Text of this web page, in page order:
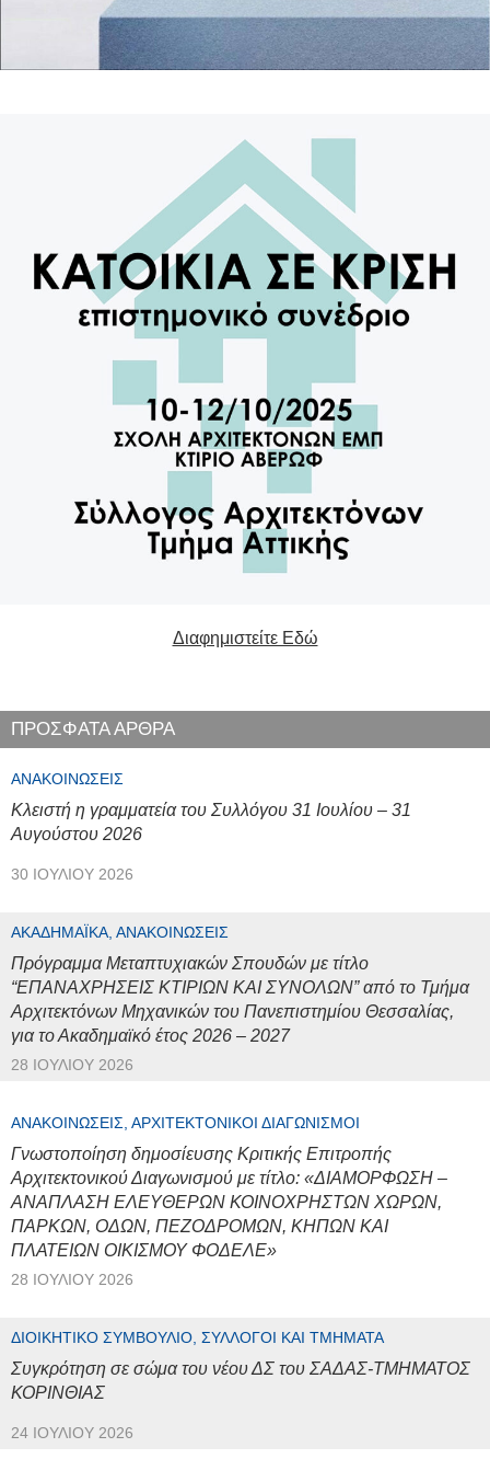
Διαφημιστείτε Εδώ
ΠΡΟΣΦΑΤΑ ΑΡΘΡΑ
ΑΝΑΚΟΙΝΏΣΕΙΣ
Κλειστή η γραμματεία του Συλλόγου 31 Ιουλίου – 31
Αυγούστου 2026
30 ΙΟΥΛΊΟΥ 2026
ΑΚΑΔΗΜΑΪΚΆ, ΑΝΑΚΟΙΝΏΣΕΙΣ
Πρόγραμμα Μεταπτυχιακών Σπουδών με τίτλο
“ΕΠΑΝΑΧΡΗΣΕΙΣ ΚΤΙΡΙΩΝ ΚΑΙ ΣΥΝΟΛΩΝ” από το Τμήμα
Αρχιτεκτόνων Μηχανικών του Πανεπιστημίου Θεσσαλίας,
για το Ακαδημαϊκό έτος 2026 – 2027
28 ΙΟΥΛΊΟΥ 2026
ΑΝΑΚΟΙΝΏΣΕΙΣ, ΑΡΧΙΤΕΚΤΟΝΙΚΟΊ ΔΙΑΓΩΝΙΣΜΟΊ
Γνωστοποίηση δημοσίευσης Κριτικής Επιτροπής
Αρχιτεκτονικού Διαγωνισμού με τίτλο: «ΔΙΑΜΟΡΦΩΣΗ –
ΑΝΑΠΛΑΣΗ ΕΛΕΥΘΕΡΩΝ ΚΟΙΝΟΧΡΗΣΤΩΝ ΧΩΡΩΝ,
ΠΑΡΚΩΝ, ΟΔΩΝ, ΠΕΖΟΔΡΟΜΩΝ, ΚΗΠΩΝ ΚΑΙ
ΠΛΑΤΕΙΩΝ ΟΙΚΙΣΜΟΥ ΦΟΔΕΛΕ»
28 ΙΟΥΛΊΟΥ 2026
ΔΙΟΙΚΗΤΙΚΌ ΣΥΜΒΟΎΛΙΟ, ΣΎΛΛΟΓΟΙ ΚΑΙ ΤΜΉΜΑΤΑ
Συγκρότηση σε σώμα του νέου ΔΣ του ΣΑΔΑΣ-ΤΜΗΜΑΤΟΣ
ΚΟΡΙΝΘΙΑΣ
24 ΙΟΥΛΊΟΥ 2026